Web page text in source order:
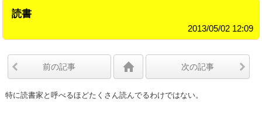
読書
2013/05/02 12:09
前の記事 次の記事
特に読書家と呼べるほどたくさん読んでるわけではない。